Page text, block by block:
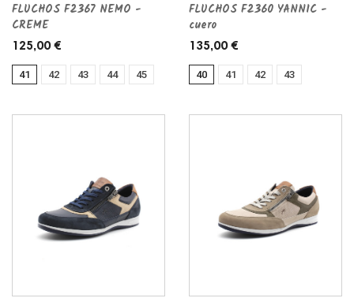
FLUCHOS F2367 NEMO -
CREME
125,00 €
41 42 43 44 45
FLUCHOS F2360 YANNIC -
cuero
135,00 €
40 41 42 43